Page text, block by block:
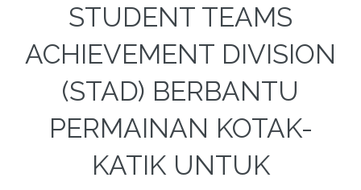
STUDENT TEAMS
ACHIEVEMENT DIVISION
(STAD) BERBANTU
PERMAINAN KOTAK-
KATIK UNTUK